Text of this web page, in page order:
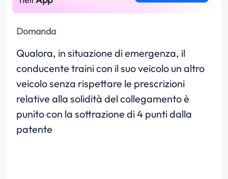
Domanda
Qualora, in situazione di emergenza, il
conducente traini con il suo veicolo un altro
veicolo senza rispettare le prescrizioni
relative alla solidità del collegamento è
punito con la sottrazione di 4 punti dalla
patente